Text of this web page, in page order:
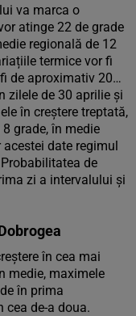
va marca o
atinge 22 de grade
regională de 12
termice vor fi
de aproximativ 20…
zilele de 30 aprilie și
în creștere treptată,
grade, în medie
date regimul
de
zi a intervalului și
în cea mai
medie, maximele
în prima
cea de-a doua.